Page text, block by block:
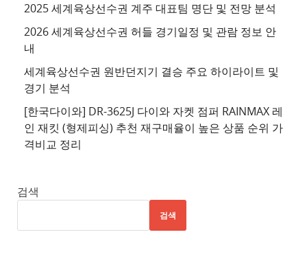
트
천
사
이
트
천
사
2025 세계육상선수권 계주 대표팀 명단 및 전망 분석
2026 세계육상선수권 허들 경기일정 및 관람 정보 안
내
세계육상선수권 원반던지기 결승 주요 하이라이트 및
경기 분석
[한국다이와] DR-3625J 다이와 자켓 점퍼 RAINMAX 레
인 재킷 (형제피싱) 추천 재구매율이 높은 상품 순위 가
격비교 정리
검색
검색